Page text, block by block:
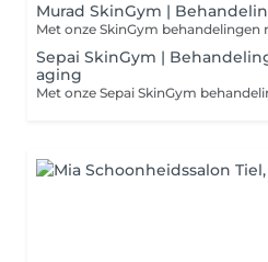
Murad SkinGym |
Sepai SkinGym |
aging